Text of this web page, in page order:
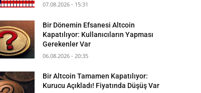
07.08.2026 - 15:31
Bir Dönemin Efsanesi Altcoin
Kapatılıyor: Kullanıcıların Yapması
Gerekenler Var
06.08.2026 - 20:35
Bir Altcoin Tamamen Kapatılıyor:
Kurucu Açıkladı! Fiyatında Düşüş Var